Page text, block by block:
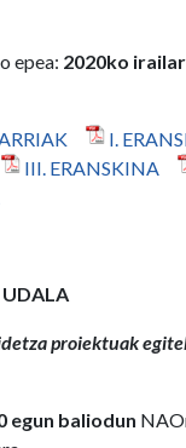
epea: 2020ko
I.
III. ERANSKINA
proiektuak
egun baliodun